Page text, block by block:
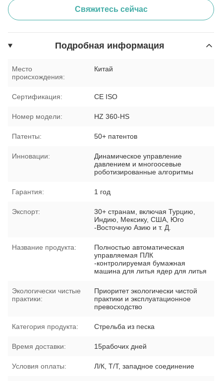
Свяжитесь сейчас
Подробная информация
Место
происхождения:
Китай
Сертификация: CE ISO
Номер модели: HZ 360-HS
Патенты: 50+ патентов
Инновации:
Динамическое управление
давлением и многоосевые
роботизированные алгоритмы
Гарантия: 1 год
Экспорт:
30+ странам, включая Турцию,
Индию, Мексику, США, Юго
-Восточную Азию и т. Д.
Название продукта:
Полностью автоматическая
управляемая ПЛК
-контролируемая бумажная
машина для литья ядер для литья
Экологически чистые
практики:
Приоритет экологически чистой
практики и эксплуатационное
превосходство
Категория продукта: Стрельба из песка
Время доставки: 15рабочих дней
Условия оплаты: Л/К, Т/Т, западное соединение